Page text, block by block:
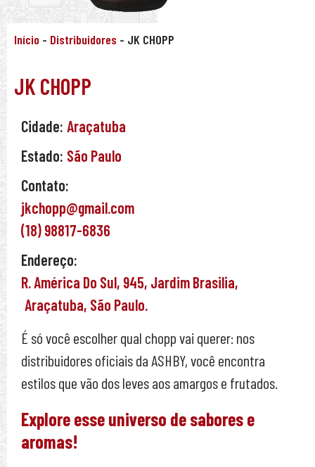
Início - Distribuidores - JK CHOPP
JK CHOPP
Cidade: Araçatuba
Estado: São Paulo
Contato:
jkchopp@gmail.com
(18) 98817-6836
Endereço:
R. América Do Sul, 945, Jardim Brasilia,
Araçatuba, São Paulo.
É só você escolher qual chopp vai querer: nos
distribuidores oficiais da ASHBY, você encontra
estilos que vão dos leves aos amargos e frutados.
Explore esse universo de sabores e
aromas!